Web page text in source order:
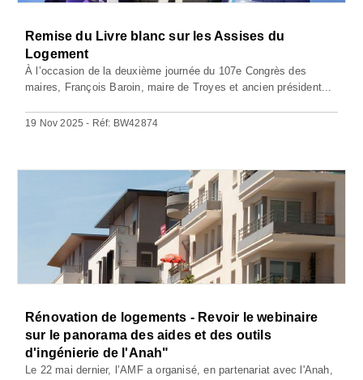
Remise du Livre blanc sur les Assises du
Logement
À l’occasion de la deuxième journée du 107e Congrès des
maires, François Baroin, maire de Troyes et ancien président...
19 Nov 2025 - Réf: BW42874
Rénovation de logements - Revoir le webinaire
sur le panorama des aides et des outils
d'ingénierie de l'Anah"
Le 22 mai dernier, l’AMF a organisé, en partenariat avec l'Anah,